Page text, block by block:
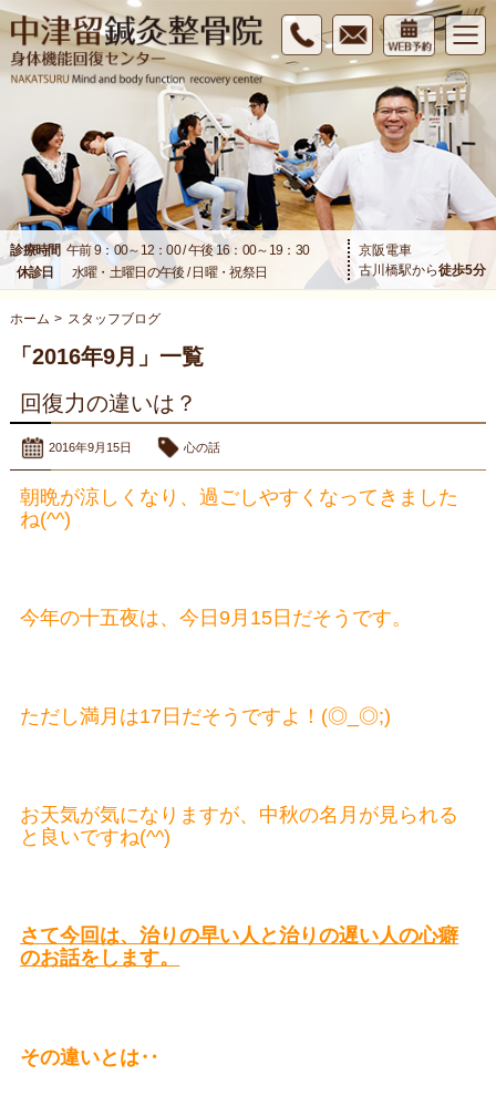
診療時間 午前 9：00～12：00 / 午後 16：00～19：30
休診日
水曜・土曜日の午後 / 日曜・祝祭日
京阪電車
古川橋駅から徒歩5分
ホーム > スタッフブログ
「2016年9月」一覧
回復力の違いは？
2016年9月15日 心の話
朝晩が涼しくなり、過ごしやすくなってきました
ね(^^)
今年の十五夜は、今日9月15日だそうです。
ただし満月は17日だそうですよ！(◎_◎;)
お天気が気になりますが、中秋の名月が見られる
と良いですね(^^)
さて今回は、治りの早い人と治りの遅い人の心癖
のお話をします。
その違いとは‥